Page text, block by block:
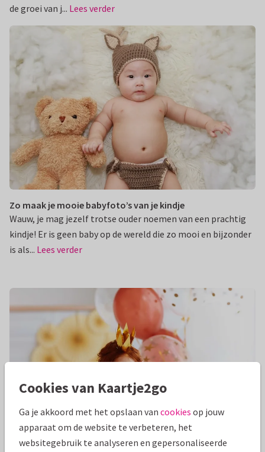
de groei van j... Lees verder
Zo maak je mooie babyfoto’s van je kindje
Wauw, je mag jezelf trotse ouder noemen van een prachtig
kindje! Er is geen baby op de wereld die zo mooi en bijzonder
is als... Lees verder
Cookies van Kaartje2go
Ga je akkoord met het opslaan van cookies op jouw
apparaat om de website te verbeteren, het
websitegebruik te analyseren en gepersonaliseerde